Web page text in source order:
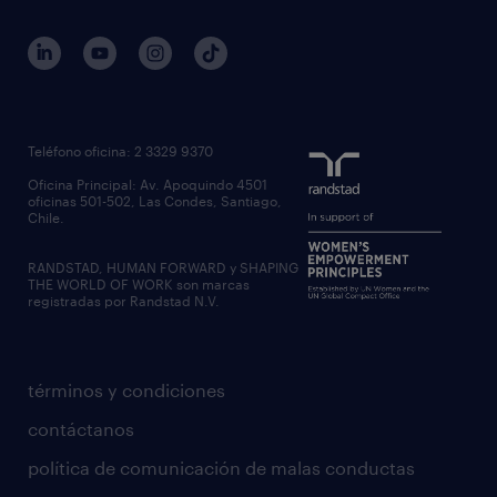
servicios transitorios
executive search
inclusión laboral
gobierno corporativo
contáctanos
regístrate candidato
términos y condiciones
contáctanos
política de comunicación de malas conductas
Teléfono oficina: 2 3329 9370
Oficina Principal: Av. Apoquindo 4501
oficinas 501-502, Las Condes, Santiago,
Chile.
RANDSTAD, HUMAN FORWARD y SHAPING
THE WORLD OF WORK son marcas
registradas por Randstad N.V.